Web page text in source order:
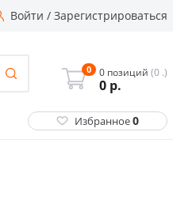
Войти / Зарегистрироваться
0 0 позиций (0 .)
0 р.
Избранное0